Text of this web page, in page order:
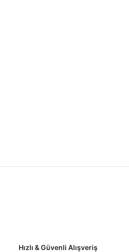
Hızlı & Güvenli Alışveriş